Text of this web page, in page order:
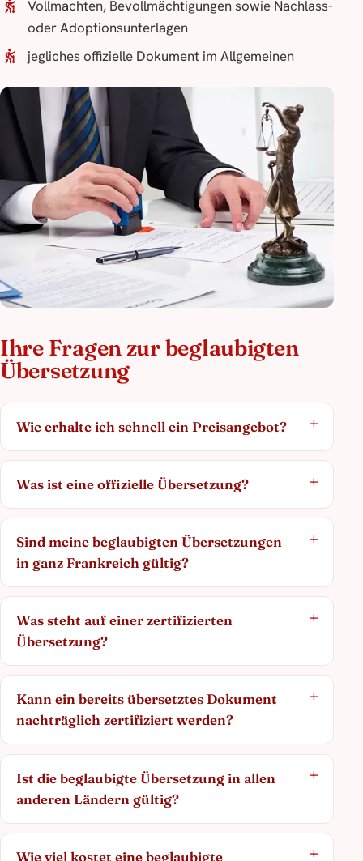
Vollmachten, Bevollmächtigungen sowie Nachlass-
oder Adoptionsunterlagen
jegliches offizielle Dokument im Allgemeinen
Ihre Fragen zur beglaubigten
Übersetzung
Wie erhalte ich schnell ein Preisangebot?
Was ist eine offizielle Übersetzung?
Sind meine beglaubigten Übersetzungen
in ganz Frankreich gültig?
Was steht auf einer zertifizierten
Übersetzung?
Kann ein bereits übersetztes Dokument
nachträglich zertifiziert werden?
Ist die beglaubigte Übersetzung in allen
anderen Ländern gültig?
Wie viel kostet eine beglaubigte